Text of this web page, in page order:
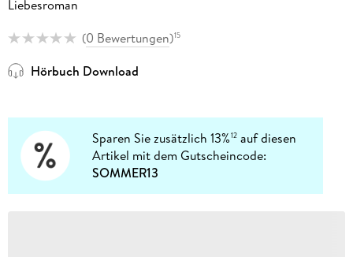
Liebesroman
(0 Bewertungen)15
Hörbuch Download
Sparen Sie zusätzlich 13%12 auf diesen
Artikel mit dem Gutscheincode:
SOMMER13